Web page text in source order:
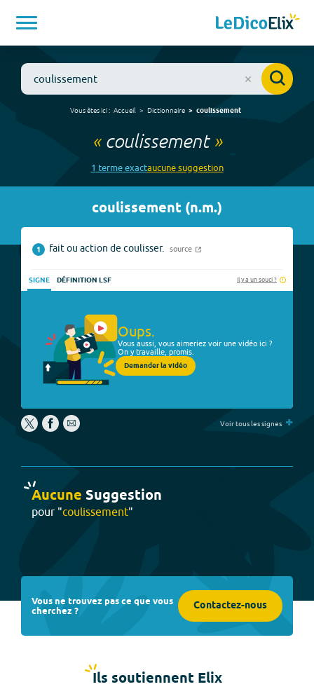
Vous êtes ici : Accueil Dictionnaire coulissement
« coulissement»
1 termeexactaucunesuggestion
coulissement (n.m.)
1 fait ou action de coulisser. source
SIGNE DÉFINITION LSF Il y a un souci ?
Oups.
Vous aussi, vous aimeriez voir une vidéo ici ?
On y travaille, promis.
Demander la vidéo
Voir tous les signes +
Aucune Suggestion
pour "coulissement"
Vous ne trouvez pas ce que vous
cherchez ? Contactez-nous
Ils soutiennent Elix